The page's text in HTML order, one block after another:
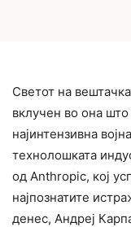
Светот на
вклучен во она
најинтензивна
технолошката
од Anthropic, кој
најпознатите
денес, Андреј